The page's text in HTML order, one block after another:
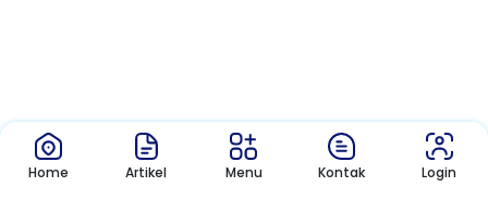
Home Artikel Menu Kontak Login